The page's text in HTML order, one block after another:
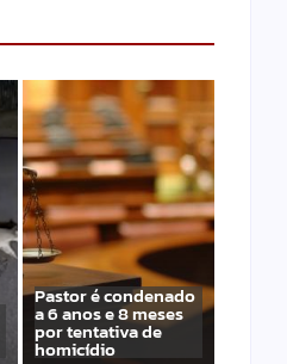
Pastor é condenado
a 6 anos e 8 meses
por tentativa de
homicídio